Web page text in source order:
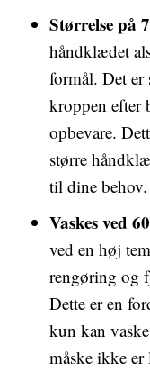
Størrelse på
håndklædet
formål. Det
kroppen efter
opbevare.
større
til dine behov.
Vaskes ved
ved en høj
rengøring og
Dette er en
kun kan
måske ikke er